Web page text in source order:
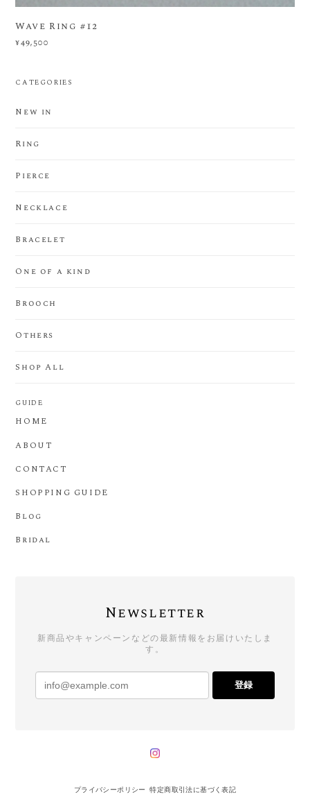
Wave Ring #12
¥49,500
CATEGORIES
New in
Ring
Pierce
Necklace
Bracelet
One of a kind
Brooch
Others
Shop All
GUIDE
HOME
ABOUT
CONTACT
SHOPPING GUIDE
Blog
Bridal
Newsletter
新商品やキャンペーンなどの最新情報をお届けいたしま
す。
登録
プライバシーポリシー 特定商取引法に基づく表記